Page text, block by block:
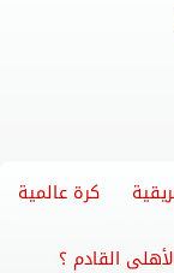
كرة عالمية
القادم ؟